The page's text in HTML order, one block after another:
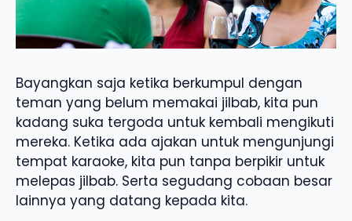
Bayangkan saja ketika berkumpul dengan
teman yang belum memakai jilbab, kita pun
kadang suka tergoda untuk kembali mengikuti
mereka. Ketika ada ajakan untuk mengunjungi
tempat karaoke, kita pun tanpa berpikir untuk
melepas jilbab. Serta segudang cobaan besar
lainnya yang datang kepada kita.